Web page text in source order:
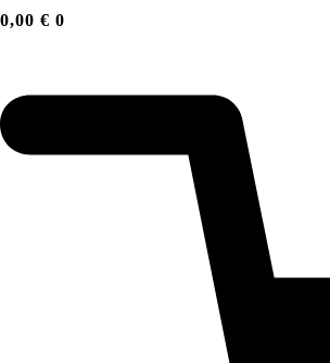
0,00 € 0